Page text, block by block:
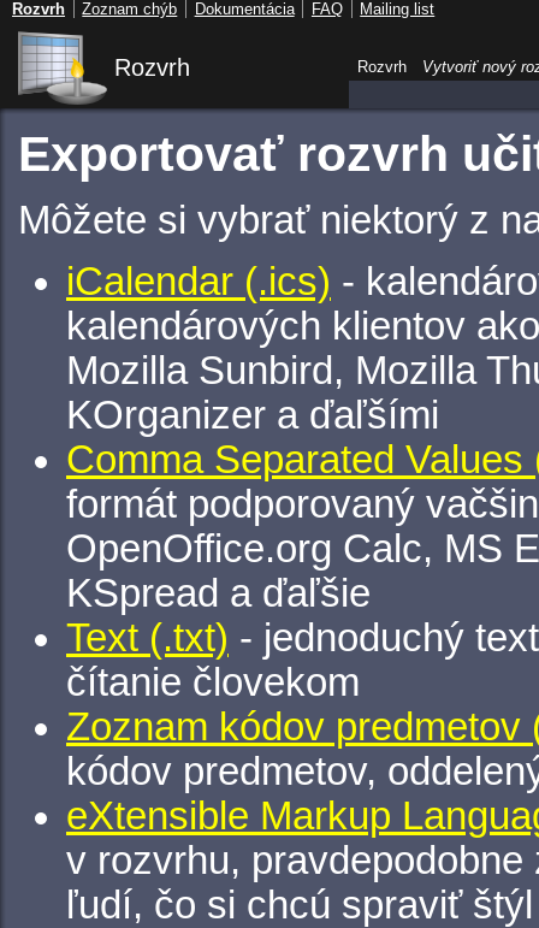
Rozvrh
Exportovať rozvrh
Môžete si vybrať niektorý z
iCalendar (.ics) -
kalendárových klientov
Mozilla Sunbird, Mozilla
KOrganizer a ďaľšími
Comma Separated Values
formát podporovaný
OpenOffice.org Calc, MS
KSpread a ďaľšie
Text (.txt) - jednoduchý
čítanie človekom
Zoznam kódov predmetov
kódov predmetov,
eXtensible Markup
v rozvrhu,
ľudí, čo si chcú spraviť
Rozvrh Vytvoriť nový
Rozvrh Zoznam chýb Dokumentácia FAQ Mailing list